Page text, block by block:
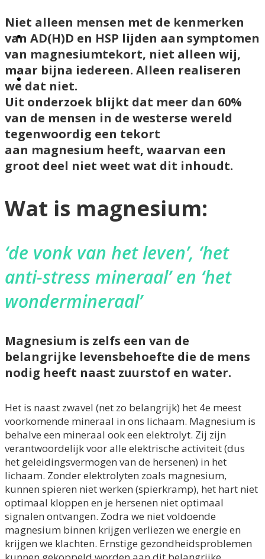
BLOGS
CONTACT
Niet alleen mensen met de kenmerken
van AD(H)D en HSP lijden aan symptomen
van magnesiumtekort, niet alleen wij,
maar bijna iedereen. Alleen realiseren
we dat niet.
Uit onderzoek blijkt dat meer dan 60%
van de mensen in de westerse wereld
tegenwoordig een tekort
aan magnesium heeft, waarvan een
groot deel niet weet wat dit inhoudt.
Wat is magnesium:
‘de vonk van het leven’, ‘het
anti-stress mineraal’ en ‘het
wondermineraal’
Magnesium is zelfs een van de
belangrijke levensbehoefte die de mens
nodig heeft naast zuurstof en water.
Het is naast zwavel (net zo belangrijk) het 4e meest
voorkomende mineraal in ons lichaam. Magnesium is
behalve een mineraal ook een elektrolyt. Zij zijn
verantwoordelijk voor alle elektrische activiteit (dus
het geleidingsvermogen van de hersenen) in het
lichaam. Zonder elektrolyten zoals magnesium,
kunnen spieren niet werken (spierkramp), het hart niet
optimaal kloppen en je hersenen niet optimaal
signalen ontvangen. Zodra we niet voldoende
magnesium binnen krijgen verliezen we energie en
krijgen we klachten. Ernstige gezondheidsproblemen